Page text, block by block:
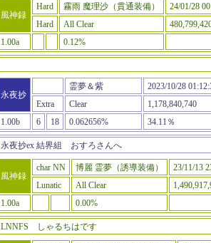
風神録
Hard 霧雨 魔理沙（貫通装備）
24/01/28
Hard
All Clear
1.00a
0.12%
永夜抄
霊夢＆紫
2023/10/28
Extra
Clear
1,178,840,740
1.00b
6 18 0.062656% 34.11％
永夜抄ex 結界組 おすろさんへ
風神録
char NN 博麗 霊夢（誘導装備）
23/11/13
Lunatic
All Clear
1.00a
0.00%
LNNFS しゃるちはです